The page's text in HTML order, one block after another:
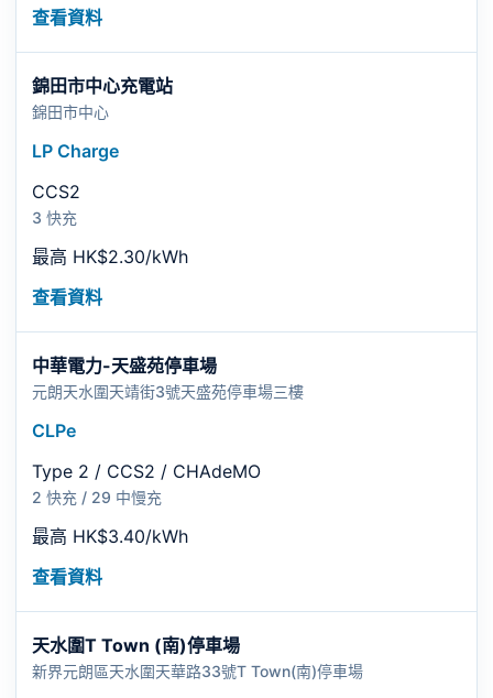
查看資料
錦田市中心充電站
錦田市中心
LP Charge
CCS2
3 快充
最高 HK$2.30/kWh
查看資料
中華電力-天盛苑停⾞場
元朗天⽔圍天靖街3號天盛苑停⾞場三樓
CLPe
Type 2 / CCS2 / CHAdeMO
2 快充 / 29 中慢充
最高 HK$3.40/kWh
查看資料
天水圍T Town (南)停車場
新界元朗區天水圍天華路33號T Town(南)停車場